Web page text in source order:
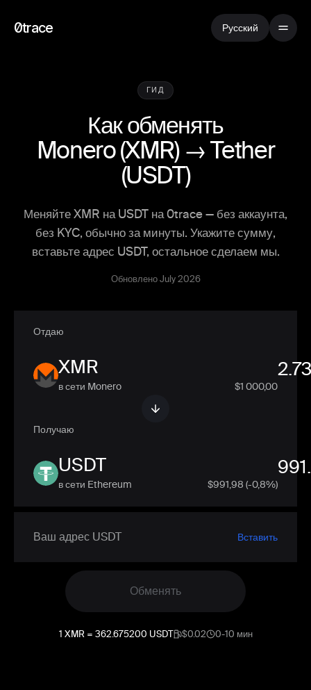
0trace Русский
ГИД
Как обменять
Monero(XMR) →Tether
(USDT)
Меняйте XMR на USDT на 0trace — без аккаунта,
без KYC, обычно за минуты. Укажите сумму,
вставьте адрес USDT, остальное сделаем мы.
Обновлено July 2026
Отдаю
XMR
в сети Monero $1 000,00
Получаю
USDT
в сети Ethereum $991,98 (-0,8%)
Вставить
Обменять
1 XMR = 362.675200 USDT $0.02 0-10 мин